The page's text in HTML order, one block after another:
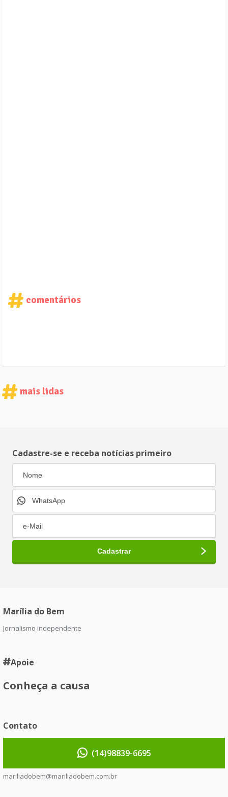
comentários
mais lidas
Cadastre-se e receba notícias primeiro
Marília do Bem
Jornalismo independente
Apoie
Conheça a causa
Contato
(14)98839-6695
mariliadobem@mariliadobem.com.br